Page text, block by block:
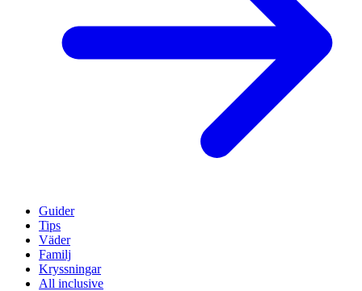
Guider
Tips
Väder
Familj
Kryssningar
All inclusive